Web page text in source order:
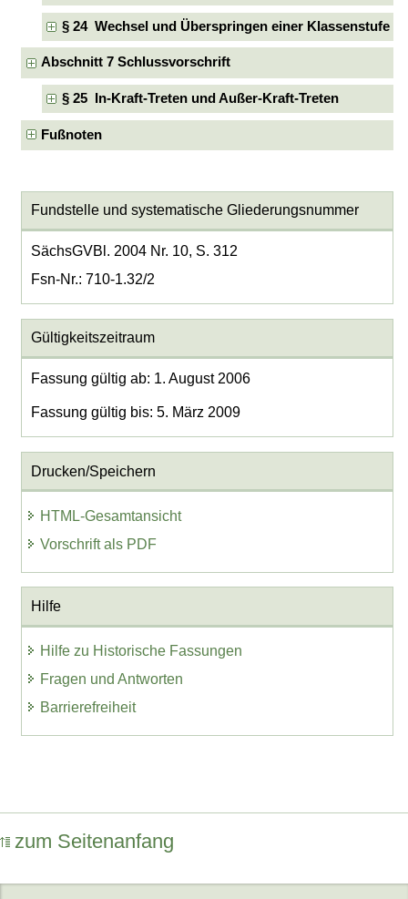
§ 24 Wechsel und Überspringen einer Klassenstufe
Abschnitt 7 Schlussvorschrift
§ 25 In-Kraft-Treten und Außer-Kraft-Treten
Fußnoten
Fundstelle und systematische Gliederungsnummer
SächsGVBl. 2004 Nr. 10, S. 312
Fsn-Nr.: 710-1.32/2
Gültigkeitszeitraum
Fassung gültig ab: 1. August 2006
Fassung gültig bis: 5. März 2009
Drucken/Speichern
HTML-Gesamtansicht
Vorschrift als PDF
Hilfe
Hilfe zu Historische Fassungen
Fragen und Antworten
Barrierefreiheit
zum Seitenanfang